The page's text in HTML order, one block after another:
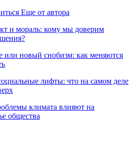
Еще от автора
и мораль: кому мы доверим
или новый снобизм: как меняются
лифты: что на самом деле
климата влияют на
общества